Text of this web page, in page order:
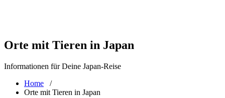
Orte mit Tieren in Japan
Informationen für Deine Japan-Reise
Home /
Orte mit Tieren in Japan